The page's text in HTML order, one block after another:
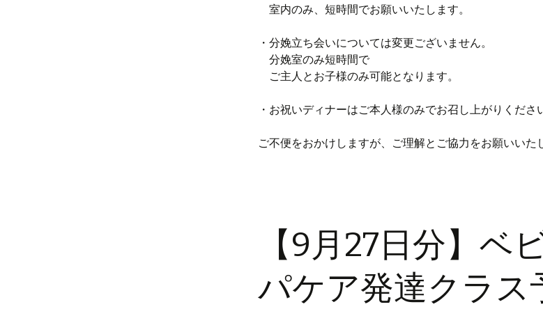
室内のみ、短時間でお願いいたします。
・分娩立ち会いについては変更ございません。
分娩室のみ短時間で
ご主人とお子様のみ可能となります。
・お祝いディナーはご本人様のみでお召し上がりくださ
ご不便をおかけしますが、ご理解とご協力をお願いいた
【9月27日分】ベ
パケア発達クラス